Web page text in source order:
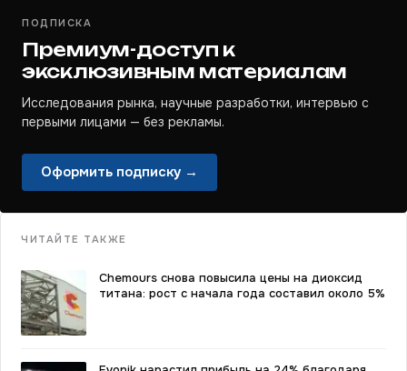
ПОДПИСКА
Премиум-доступ к
эксклюзивным материалам
Исследования рынка, научные разработки, интервью с
первыми лицами — без рекламы.
Оформить подписку →
ЧИТАЙТЕ ТАКЖЕ
Chemours снова повысила цены на диоксид
титана: рост с начала года составил около 5%